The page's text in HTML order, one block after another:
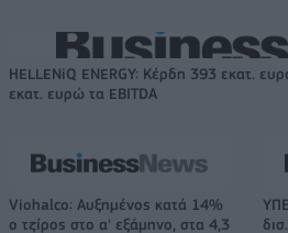
HELLENiQ ENERGY: Κέρδη 393 εκατ.
εκατ. ευρώ τα EBITDA
Viohalco: Αυξημένος κατά 14%
ο τζίρος στο α' εξάμηνο, στα 4,3